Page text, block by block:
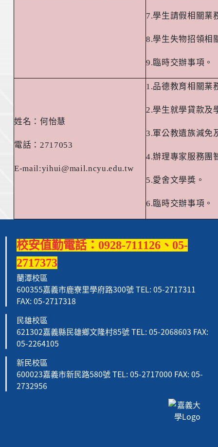
7.學生請假相關業
8.學生失物招領相
9.臨時交辦事項。
姓名：何怡慧
電話： 2717053
E-mail:yihui@mail.ncyu.edu.tw
1.品德教育相關業
2.學生就學貸款及
3.軍公教遺族減免
4.辦理專家服務團
5.愛舍文學獎。
6.臨時交辦事項。
校安值勤電話：0928-711126、05-
2717373
蘭潭校區
600355嘉義市鹿寮里學府路300號 TEL: 05-2717311
FAX: 05-2717318
民雄校區
621302嘉義縣民雄鄉文隆村85號 TEL: 05-2068603 FAX:
05-2264105
新民校區
600023嘉義市新民路580號 TEL: 05-2717000 FAX: 05-
2732956